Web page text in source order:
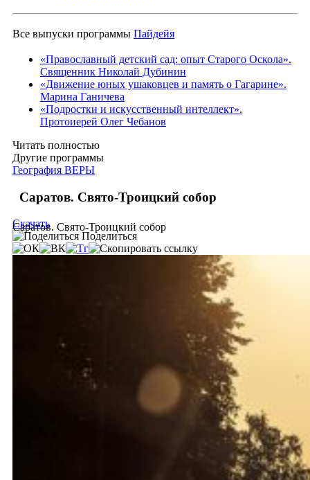
Все выпуски программы Пайдейя
«Православный детский сад: опыт Старого Оскола».
Священник Николай Дубинин
«Движение юных ушаковцев и память о Гагарине».
Марина Ганичева
«Подростки и искусственный интеллект».
Протоиерей Олег Чебанов
Читать полностью
Другие программы
География ВЕРЫ
Саратов. Свято-Троицкий собор
Саратов. Свято-Троицкий собор
Скачать
Поделиться